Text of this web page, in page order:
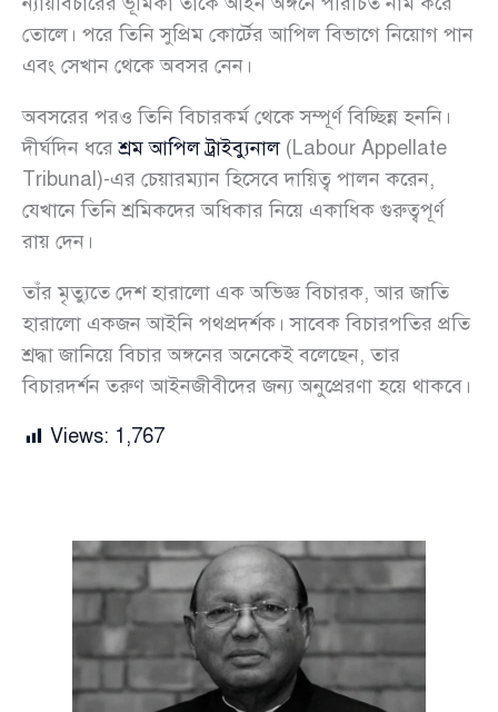
তোলে। পরে তিনি সুপ্রিম কোর্টের আপিল বিভাগে নিয়োগ পান
এবং সেখান থেকে অবসর নেন।
অবসরের পরও তিনি বিচারকর্ম থেকে সম্পূর্ণ বিচ্ছিন্ন হননি।
দীর্ঘদিন ধরেশ্রম আপিল ট্রাইব্যুনাল(Labour Appellate
Tribunal)-এর চেয়ারম্যান হিসেবে দায়িত্ব পালন করেন,
যেখানে তিনি শ্রমিকদের অধিকার নিয়ে একাধিক গুরুত্বপূর্ণ
রায় দেন।
তাঁর মৃত্যুতে দেশ হারালো এক অভিজ্ঞ বিচারক, আর জাতি
হারালো একজন আইনি পথপ্রদর্শক। সাবেক বিচারপতির প্রতি
শ্রদ্ধা জানিয়ে বিচার অঙ্গনের অনেকেই বলেছেন, তার
বিচারদর্শন তরুণ আইনজীবীদের জন্য অনুপ্রেরণা হয়ে থাকবে।
Views: 1,767